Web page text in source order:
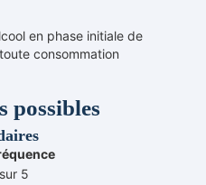
en phase initiale de
consommation
possibles
5